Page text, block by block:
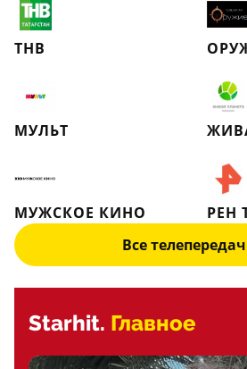
ТНВ
МУЛЬТ
МУЖСКОЕ КИНО
РЕН
Все
Starhit. Главное